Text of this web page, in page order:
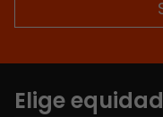
Elige equidad